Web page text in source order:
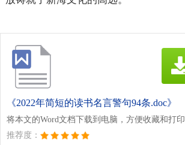
《2022年简短的读书名言警句94条.doc》
将本文的Word文档下载到电脑，方便收藏和打印
推荐度：